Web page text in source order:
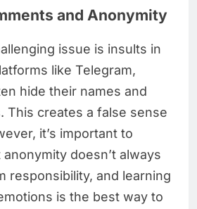
and Anonymity
issue is insults in
like Telegram,
hide their names and
This creates a false sense
it’s important to
doesn’t always
responsibility, and learning
is the best way to